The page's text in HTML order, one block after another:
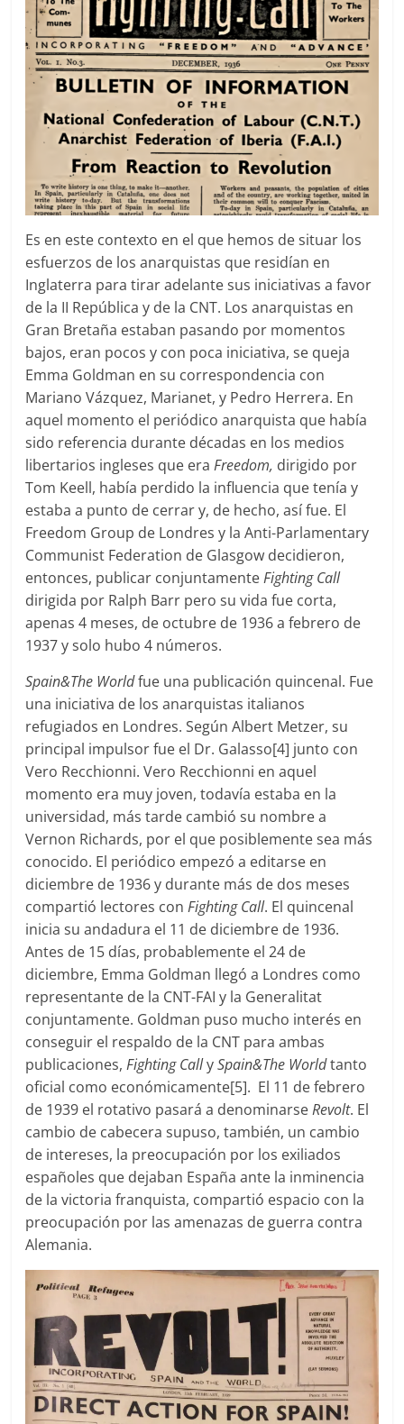
Es en este contexto en el que hemos de situar los
esfuerzos de los anarquistas que residían en
Inglaterra para tirar adelante sus iniciativas a favor
de la II República y de la CNT. Los anarquistas en
Gran Bretaña estaban pasando por momentos
bajos, eran pocos y con poca iniciativa, se queja
Emma Goldman en su correspondencia con
Mariano Vázquez, Marianet, y Pedro Herrera. En
aquel momento el periódico anarquista que había
sido referencia durante décadas en los medios
libertarios ingleses que eraFreedom, dirigido por
Tom Keell, había perdido la influencia que tenía y
estaba a punto de cerrar y, de hecho, así fue. El
Freedom Group de Londres y la Anti-Parlamentary
Communist Federation de Glasgow decidieron,
entonces, publicar conjuntamenteFighting Call
dirigida por Ralph Barr pero su vida fue corta,
apenas 4 meses, de octubre de 1936 a febrero de
1937 y solo hubo 4 números.
Spain&The Worldfue una publicación quincenal. Fue
una iniciativa de los anarquistas italianos
refugiados en Londres. Según Albert Metzer, su
principal impulsor fue el Dr. Galasso[4] junto con
Vero Recchionni. Vero Recchionni en aquel
momento era muy joven, todavía estaba en la
universidad, más tarde cambió su nombre a
Vernon Richards, por el que posiblemente sea más
conocido. El periódico empezó a editarse en
diciembre de 1936 y durante más de dos meses
compartió lectores conFighting Call. El quincenal
inicia su andadura el 11 de diciembre de 1936.
Antes de 15 días, probablemente el 24 de
diciembre, Emma Goldman llegó a Londres como
representante de la CNT-FAI y la Generalitat
conjuntamente. Goldman puso mucho interés en
conseguir el respaldo de la CNT para ambas
publicaciones,Fighting CallySpain&The Worldtanto
oficial como económicamente[5]. El 11 de febrero
de 1939 el rotativo pasará a denominarseRevolt. El
cambio de cabecera supuso, también, un cambio
de intereses, la preocupación por los exiliados
españoles que dejaban España ante la inminencia
de la victoria franquista, compartió espacio con la
preocupación por las amenazas de guerra contra
Alemania.